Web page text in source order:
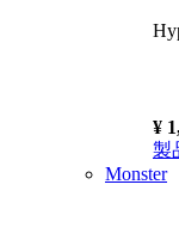
¥
製
Monster